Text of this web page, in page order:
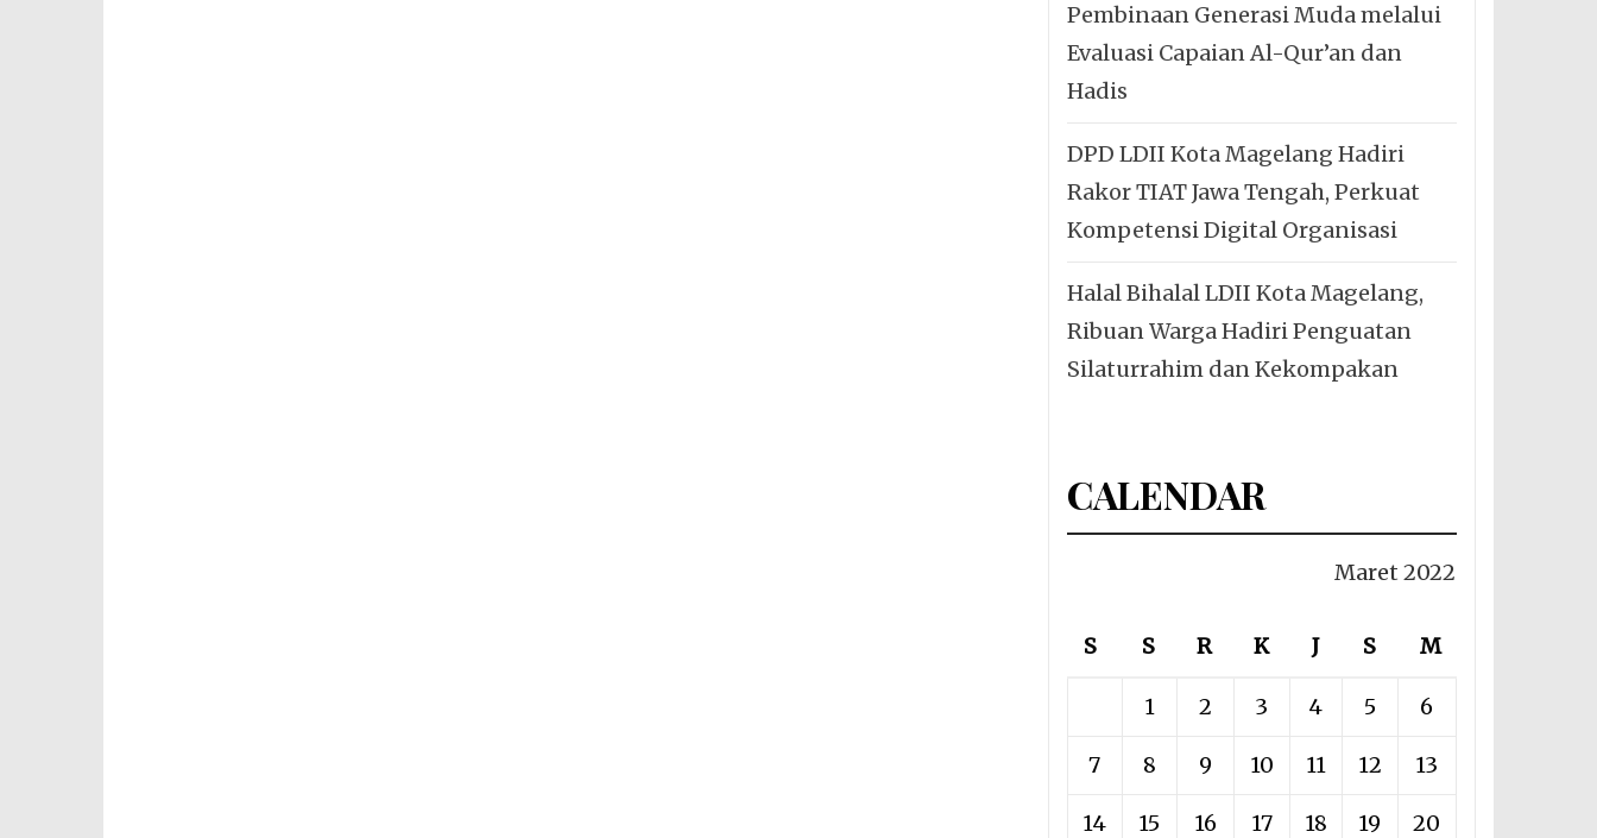
Pembinaan Generasi Muda melalui
Evaluasi Capaian Al-Qur’an dan
Hadis
DPD LDII Kota Magelang Hadiri
Rakor TIAT Jawa Tengah, Perkuat
Kompetensi Digital Organisasi
Halal Bihalal LDII Kota Magelang,
Ribuan Warga Hadiri Penguatan
Silaturrahim dan Kekompakan
CALENDAR
Maret 2022
S S R K J S M
1 2 3 4 5 6
7 8 9 10 11 12 13
14 15 16 17 18 19 20